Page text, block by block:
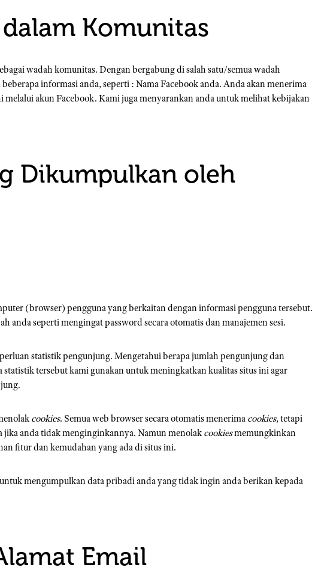
Komunitas
wadah komunitas. Dengan bergabung di salah satu/semua wadah
informasi anda, seperti : Nama Facebook anda. Anda akan menerima
melalui akun Facebook. Kami juga menyarankan anda untuk melihat kebijakan
Dikumpulkan oleh
(browser) pengguna yang berkaitan dengan informasi pengguna tersebut.
anda seperti mengingat password secara otomatis dan manajemen sesi.
statistik pengunjung. Mengetahui berapa jumlah pengunjung dan
tersebut kami gunakan untuk meningkatkan kualitas situs ini agar
cookies. Semua web browser secara otomatis menerima cookies, tetapi
anda tidak menginginkannya. Namun menolakcookiesmemungkinkan
fitur dan kemudahan yang ada di situs ini.
mengumpulkan data pribadi anda yang tidak ingin anda berikan kepada
Email